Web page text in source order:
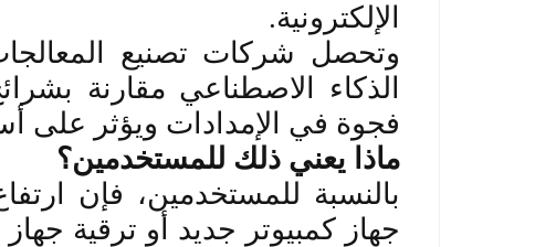
الإلكترونية.
وتحصل شركات تصنيع
الذكاء الاصطناعي مقارنة
فجوة في الإمدادات ويؤثر على
ماذا يعني ذلك للمستخدمين؟
بالنسبة للمستخدمين، فإن
جهاز كمبيوتر جديد أو ترقية